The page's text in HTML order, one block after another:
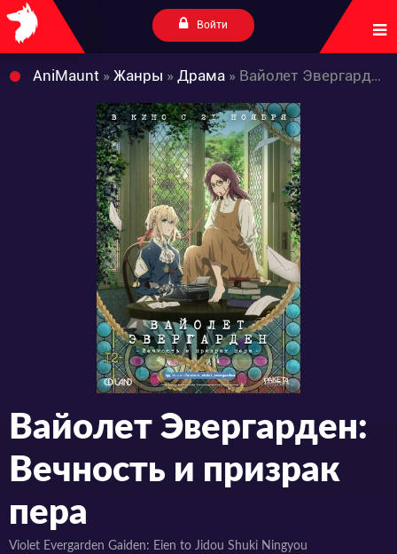
Войти
AniMaunt » Жанры » Драма » Вайолет Эвергарден: Вечность и призрак пера
Вайолет Эвергарден:
Вечность и призрак
пера
Violet Evergarden Gaiden: Eien to Jidou Shuki Ningyou